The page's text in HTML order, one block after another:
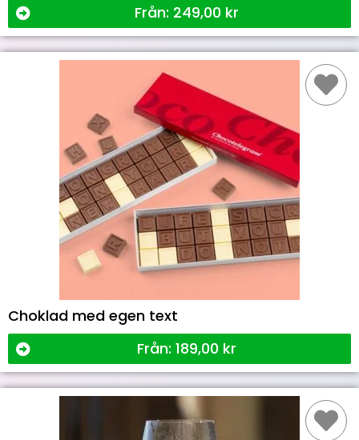
Från: 249,00 kr
Choklad med egen text
Från: 189,00 kr